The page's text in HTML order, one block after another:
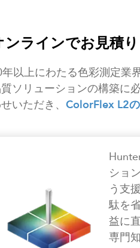
ンラインでお見積
年以上にわたる色彩測定業
ソリューションの構築に
いただき、 ColorFlex L2
ショ
う支
駄を
益に
専門